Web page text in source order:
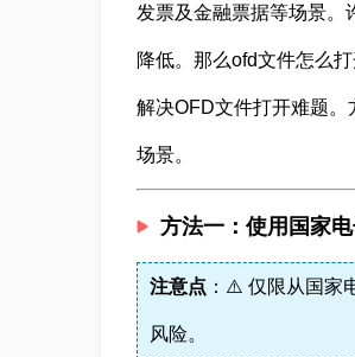
发票及金融票据等场景。
降低。那么ofd文件怎么
解决OFD文件打开难题
场景。
方法一：使用国家
注意点 ：⚠️ 仅限从国家
风险。